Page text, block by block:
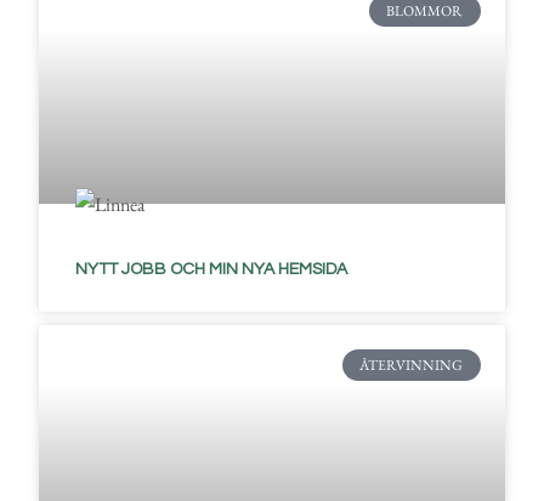
BLOMMOR
NYTT JOBB OCH MIN NYA HEMSIDA
ÅTERVINNING